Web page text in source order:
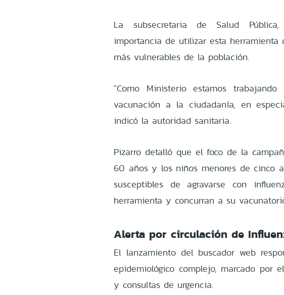
La subsecretaria de Salud
importancia de utilizar esta
más vulnerables de la población.
"Como Ministerio estamos
vacunación a la ciudadanía, en
indicó la autoridad sanitaria.
Pizarro detalló que el foco de la
60 años y los niños menores de cinco
susceptibles de agravarse con
herramienta y concurran a su
Alerta por circulación de
El lanzamiento del buscador web
epidemiológico complejo, marcado por
y consultas de urgencia.